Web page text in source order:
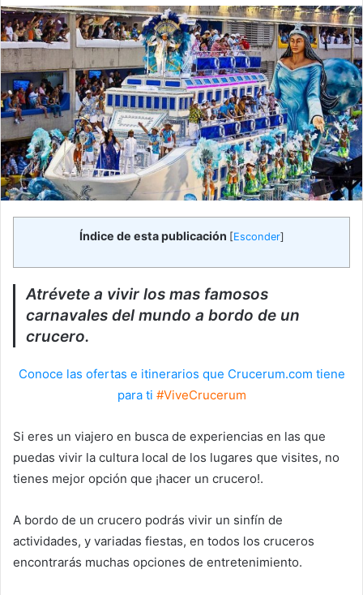
Índice de esta publicación [Esconder]
Atrévete a vivir los mas famosos
carnavales del mundo a bordo de un
crucero.
Conoce las ofertas e itinerarios que Crucerum.com tiene
para ti #ViveCrucerum
Si eres un viajero en busca de experiencias en las que
puedas vivir la cultura local de los lugares que visites, no
tienes mejor opción que ¡hacer un crucero!.
A bordo de un crucero podrás vivir un sinfín de
actividades, y variadas fiestas, en todos los cruceros
encontrarás muchas opciones de entretenimiento.